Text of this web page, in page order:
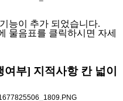
능이 추가 되었습니다.
물음표를 클릭하시면 자세
여부] 지적사항 칸 넓이